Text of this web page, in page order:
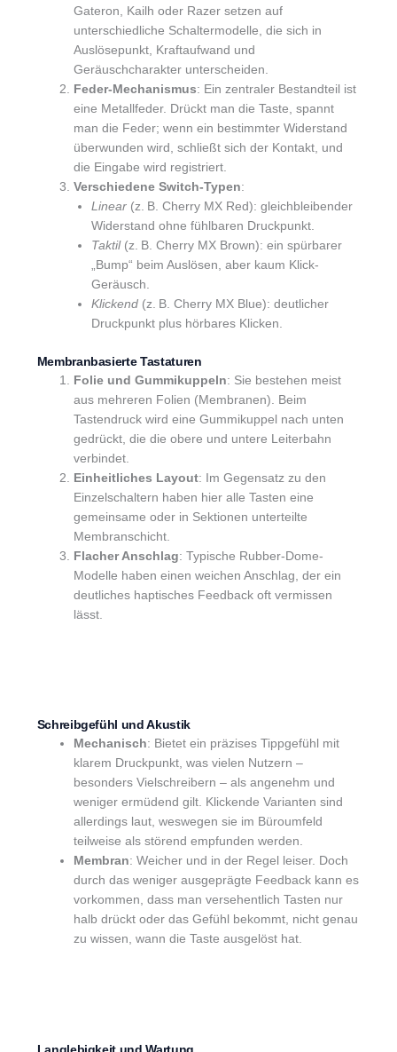
Gateron, Kailh oder Razer setzen auf
unterschiedliche Schaltermodelle, die sich in
Auslösepunkt, Kraftaufwand und
Geräuschcharakter unterscheiden.
Feder-Mechanismus: Ein zentraler Bestandteil ist
eine Metallfeder. Drückt man die Taste, spannt
man die Feder; wenn ein bestimmter Widerstand
überwunden wird, schließt sich der Kontakt, und
die Eingabe wird registriert.
Verschiedene Switch-Typen:
Linear (z. B. Cherry MX Red): gleichbleibender
Widerstand ohne fühlbaren Druckpunkt.
Taktil(z. B. Cherry MX Brown): ein spürbarer
„Bump“ beim Auslösen, aber kaum Klick-
Geräusch.
Klickend (z. B. Cherry MX Blue): deutlicher
Druckpunkt plus hörbares Klicken.
Membranbasierte Tastaturen
Folie und Gummikuppeln: Sie bestehen meist
aus mehreren Folien (Membranen). Beim
Tastendruck wird eine Gummikuppel nach unten
gedrückt, die die obere und untere Leiterbahn
verbindet.
Einheitliches Layout: Im Gegensatz zu den
Einzelschaltern haben hier alle Tasten eine
gemeinsame oder in Sektionen unterteilte
Membranschicht.
Flacher Anschlag: Typische Rubber-Dome-
Modelle haben einen weichen Anschlag, der ein
deutliches haptisches Feedback oft vermissen
lässt.
Schreibgefühl und Akustik
Mechanisch: Bietet ein präzises Tippgefühl mit
klarem Druckpunkt, was vielen Nutzern –
besonders Vielschreibern – als angenehm und
weniger ermüdend gilt. Klickende Varianten sind
allerdings laut, weswegen sie im Büroumfeld
teilweise als störend empfunden werden.
Membran: Weicher und in der Regel leiser. Doch
durch das weniger ausgeprägte Feedback kann es
vorkommen, dass man versehentlich Tasten nur
halb drückt oder das Gefühl bekommt, nicht genau
zu wissen, wann die Taste ausgelöst hat.